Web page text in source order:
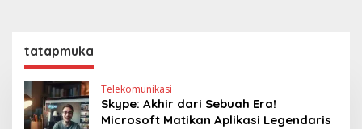
tatapmuka
Telekomunikasi
Skype: Akhir dari Sebuah Era!
Microsoft Matikan Aplikasi Legendaris